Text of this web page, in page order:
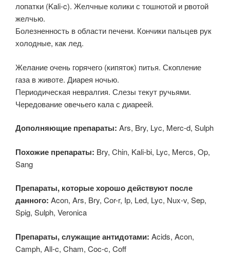
лопатки (Kali-c). Желчные колики с тошнотой и рвотой
желчью.
Болезненность в области печени. Кончики пальцев рук
холодные, как лед.
Желание очень горячего (кипяток) питья. Скопление
газа в животе. Диарея ночью.
Периодическая невралгия. Слезы текут ручьями.
Чередование овечьего кала с диареей.
Дополняющие препараты: Ars, Bry, Lyc, Merc-d, Sulph
Похожие препараты: Bry, Chin, Kali-bi, Lyc, Mercs, Op,
Sang
Препараты, которые хорошо действуют после
данного: Acon, Ars, Bry, Cor-r, Ip, Led, Lyc, Nux-v, Sep,
Spig, Sulph, Veronica
Препараты, служащие антидотами: Acids, Acon,
Camph, All-c, Cham, Coc-c, Coff